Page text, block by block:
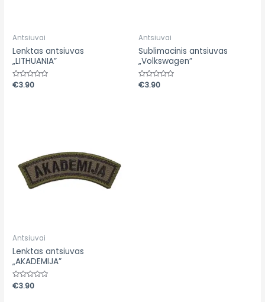
Antsiuvai
Lenktas antsiuvas
„LITHUANIA”
Įvertinimas:
0
€3.90
Antsiuvai
Sublimacinis antsiuvas
„Volkswagen”
Įvertinimas:
0
€3.90
Antsiuvai
Lenktas antsiuvas
„AKADEMIJA”
Įvertinimas:
0
€3.90